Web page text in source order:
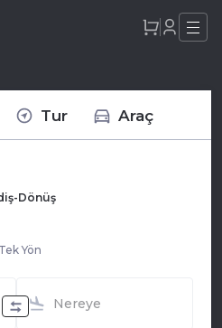
Tur Araç
Dönüş
Tek Yön
Nereye